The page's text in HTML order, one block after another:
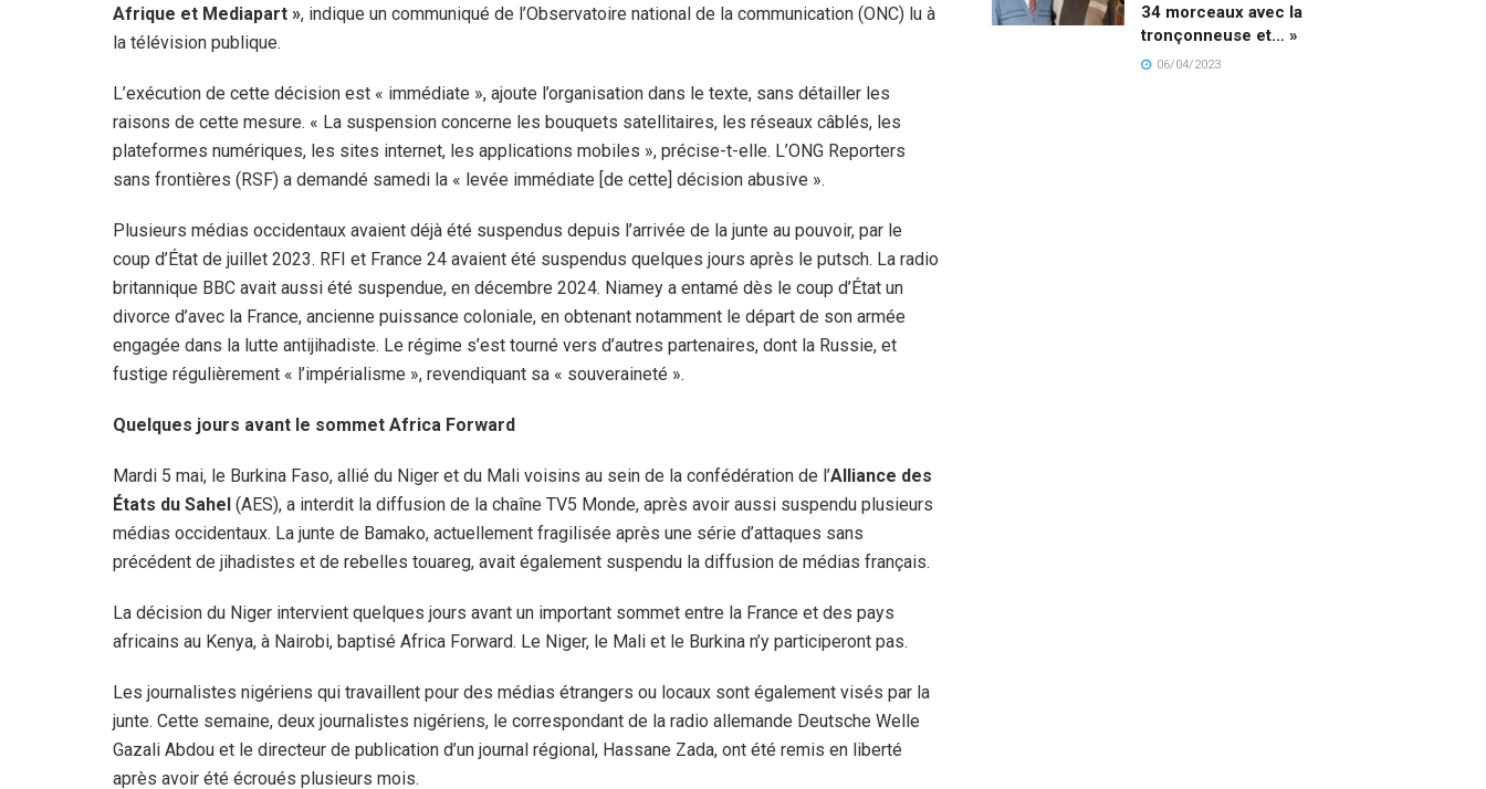
Afrique et Mediapart », indique un communiqué de l’Observatoire national de la communication (ONC) lu à
la télévision publique.
L’exécution de cette décision est « immédiate », ajoute l’organisation dans le texte, sans détailler les
raisons de cette mesure. « La suspension concerne les bouquets satellitaires, les réseaux câblés, les
plateformes numériques, les sites internet, les applications mobiles », précise-t-elle. L’ONG Reporters
sans frontières (RSF) a demandé samedi la « levée immédiate [de cette] décision abusive ».
Plusieurs médias occidentaux avaient déjà été suspendus depuis l’arrivée de la junte au pouvoir, par le
coup d’État de juillet 2023. RFI et France 24 avaient été suspendus quelques jours après le putsch. La radio
britannique BBC avait aussi été suspendue, en décembre 2024. Niamey a entamé dès le coup d’État un
divorce d’avec la France, ancienne puissance coloniale, en obtenant notamment le départ de son armée
engagée dans la lutte antijihadiste. Le régime s’est tourné vers d’autres partenaires, dont la Russie, et
fustige régulièrement « l’impérialisme », revendiquant sa « souveraineté ».
Quelques jours avant le sommet Africa Forward
Mardi 5 mai, le Burkina Faso, allié du Niger et du Mali voisins au sein de la confédération de l’Alliance des
États du Sahel (AES), a interdit la diffusion de la chaîne TV5 Monde, après avoir aussi suspendu plusieurs
médias occidentaux. La junte de Bamako, actuellement fragilisée après une série d’attaques sans
précédent de jihadistes et de rebelles touareg, avait également suspendu la diffusion de médias français.
La décision du Niger intervient quelques jours avant un important sommet entre la France et des pays
africains au Kenya, à Nairobi, baptisé Africa Forward. Le Niger, le Mali et le Burkina n’y participeront pas.
Les journalistes nigériens qui travaillent pour des médias étrangers ou locaux sont également visés par la
junte. Cette semaine, deux journalistes nigériens, le correspondant de la radio allemande Deutsche Welle
Gazali Abdou et le directeur de publication d’un journal régional, Hassane Zada, ont été remis en liberté
après avoir été écroués plusieurs mois.
34 morceaux avec la
tronçonneuse et… »
06/04/2023